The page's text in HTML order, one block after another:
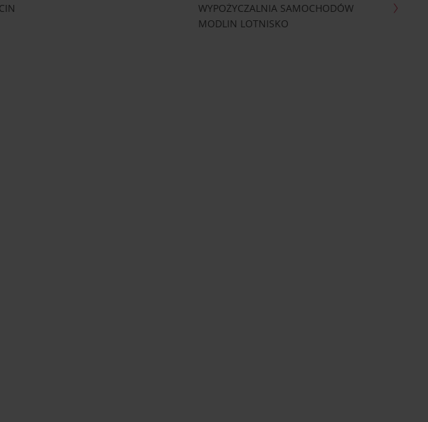
WYPOŻYCZALNIA SAMOCHODÓW
MODLIN LOTNISKO